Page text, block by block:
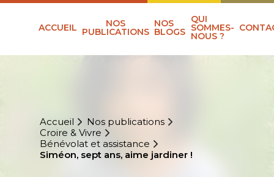
ACCUEIL NOS
PUBLICATIONS
NOS
BLOGS
QUI
SOMMES-
NOUS ?
Accueil
Nos publications
Croire & Vivre
Bénévolat et assistance
Siméon, sept ans, aime jardiner !